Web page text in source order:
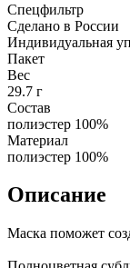
Спецфильтр
Сделано в России
Индивидуальная
Пакет
Вес
29.7 г
Состав
полиэстер 100%
Материал
полиэстер 100%
Описание
Маска поможет